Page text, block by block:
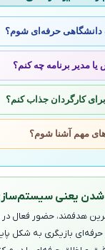
دانشگاهی حرفه‌ای شوم؟
یا مدیر برنامه چه کنم؟
کارگردان جذاب کنم؟
مهم آشنا شوم؟
شدن یعنی
هدفمند، حضور فعال
حرفه‌ای بازیگری به شکل